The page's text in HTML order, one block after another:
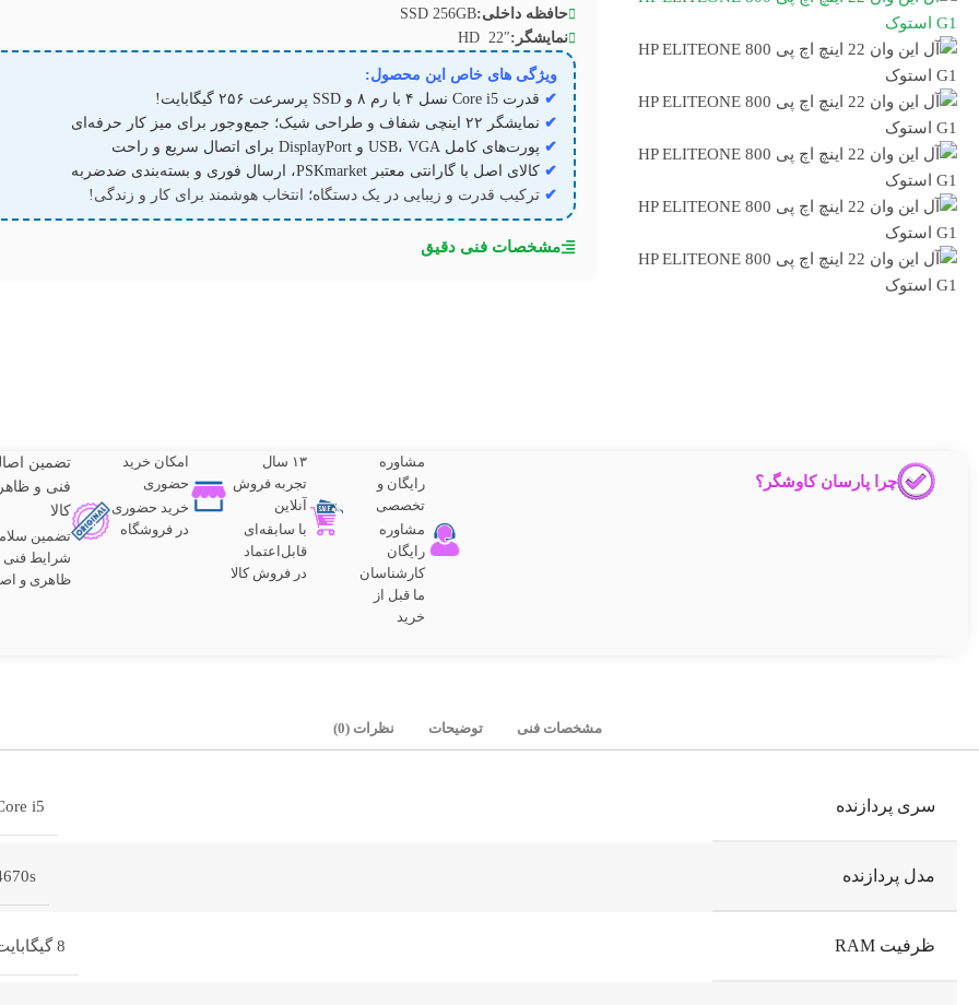
حافظه داخلی:SSD 256GB
نمایشگر:22″ HD
ویژگی های خاص این محصول:
✔ قدرت Core i5 نسل ۴ با رم ۸ و SSD پرسرعت ۲۵۶ گیگابایت!
✔ نمایشگر ۲۲ اینچی شفاف و طراحی شیک؛ جمع‌وجور برای میز کار حرفه‌ای
✔ پورت‌های کامل USB، VGA و DisplayPort برای اتصال سریع و راحت
✔کالای اصل با گارانتی معتبر PSKmarket، ارسال فوری و بسته‌بندی ضدضربه
✔ترکیب قدرت و زیبایی در یک دستگاه؛ انتخاب هوشمند برای کار و زندگی!
مشخصات فنی دقیق
چرا پارسان کاوشگر؟
مشاوره
رایگان و
تخصصی
مشاوره
رایگان
کارشناسان
ما قبل از
خرید
۱۳ سال
تجربه فروش
آنلاین
با سابقه‌ای
قابل‌اعتماد
در فروش کالا
امکان خرید
حضوری
خرید حضوری
در فروشگاه
تضمین
فنی و
کالا
تضمین
شرایط فنی
ظاهری و
مشخصات فنی توضیحات نظرات (0)
سری پردازنده i5
مدل پردازنده
ظرفیت RAM 8 گیگابایت